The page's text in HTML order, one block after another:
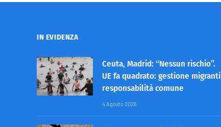
IN EVIDENZA
Ceuta, Madrid: “Nessun rischio”.
UE fa quadrato: gestione migranti
responsabilità comune
4 Agosto 2026